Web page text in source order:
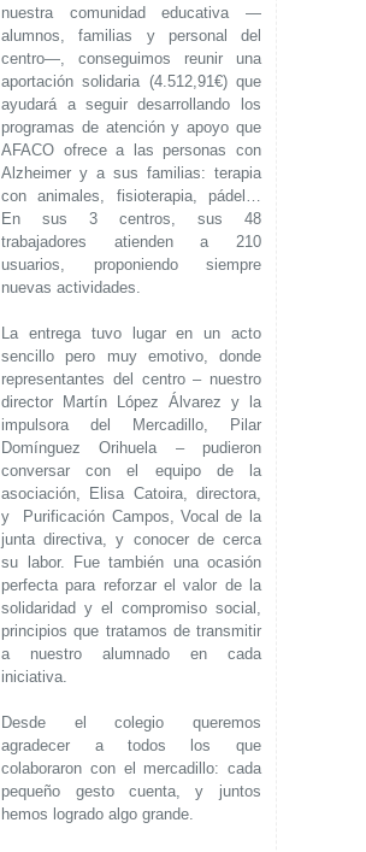
nuestra comunidad educativa —
alumnos, familias y personal del
centro—, conseguimos reunir una
aportación solidaria (4.512,91€) que
ayudará a seguir desarrollando los
programas de atención y apoyo que
AFACO ofrece a las personas con
Alzheimer y a sus familias: terapia
con animales, fisioterapia, pádel…
En sus 3 centros, sus 48
trabajadores atienden a 210
usuarios, proponiendo siempre
nuevas actividades.
La entrega tuvo lugar en un acto
sencillo pero muy emotivo, donde
representantes del centro – nuestro
director Martín López Álvarez y la
impulsora del Mercadillo, Pilar
Domínguez Orihuela – pudieron
conversar con el equipo de la
asociación, Elisa Catoira, directora,
y Purificación Campos, Vocal de la
junta directiva, y conocer de cerca
su labor. Fue también una ocasión
perfecta para reforzar el valor de la
solidaridad y el compromiso social,
principios que tratamos de transmitir
a nuestro alumnado en cada
iniciativa.
Desde el colegio queremos
agradecer a todos los que
colaboraron con el mercadillo: cada
pequeño gesto cuenta, y juntos
hemos logrado algo grande.